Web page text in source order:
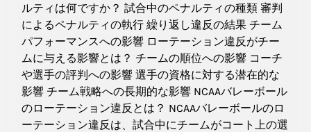
ルティは何ですか？ 試合中のペナルティの種類 審判
によるペナルティの執行 繰り返し違反の結果 チーム
パフォーマンスへの影響 ローテーション違反がチー
ムに与える影響とは？ チームの順位への影響 コーチ
や選手の評判への影響 選手の資格に対する潜在的な
影響 チーム戦略への長期的な影響 NCAAバレーボール
のローテーション違反とは？ NCAAバレーボールのロ
ーテーション違反は、試合中にチームがコート上の選